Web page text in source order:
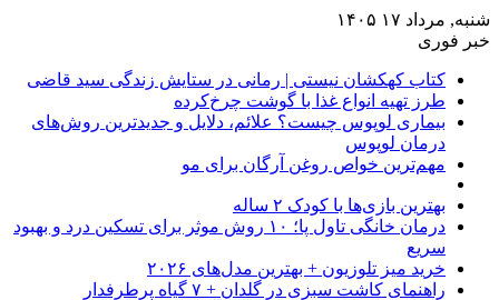
شنبه, مرداد ۱۷ ۱۴۰۵
خبر فوری
کتاب کهکشان نیستی | رمانی در ستایش زندگی سید قاضی
طرز تهیه انواع غذا با گوشت چرخ‌کرده
بیماری لوپوس چیست؟ علائم، دلایل و جدیدترین روش‌های
درمان لوپوس
مهم‌ترین خواص روغن آرگان برای مو
بهترین بازی‌ها با کودک ۲ ساله
درمان خانگی تاول پا؛ ۱۰ روش موثر برای تسکین درد و بهبود
سریع
خرید میز تلوزیون + بهترین مدل‌های ۲۰۲۶
راهنمای کاشت سبزی در گلدان + ۷ گیاه پرطرفدار